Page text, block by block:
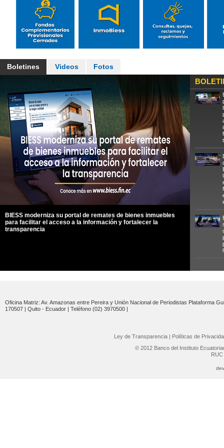
Boletines Videos Fotos
BIESS moderniza su portal de remates de bienes inmuebles
para facilitar el acceso a la información y fortalecer la
transparencia
Oficina Matriz: Av. Amazonas entre Pereira y Unión Nacional de Periodistas Plataforma
170507 | Quito - Ecuador | Teléfono (02) 3970500 |
Ley de Transparencia | Políticas de
© 2012 Banco del Instituto